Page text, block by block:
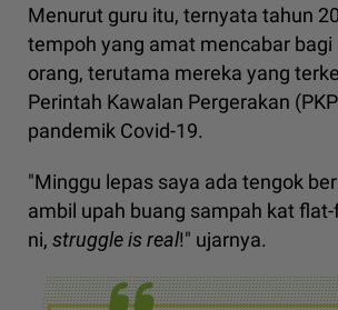
Menurut guru itu, ternyata tahun
tempoh yang amat mencabar bagi
orang, terutama mereka yang
Perintah Kawalan Pergerakan
pandemik Covid-19.
"Minggu lepas saya ada tengok
ambil upah buang sampah kat
ni, struggle is real!" ujarnya.